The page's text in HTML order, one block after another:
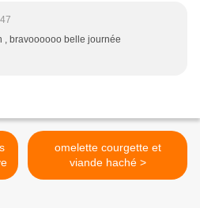
, bravoooooo belle journée
omelette courgette et
viande haché >